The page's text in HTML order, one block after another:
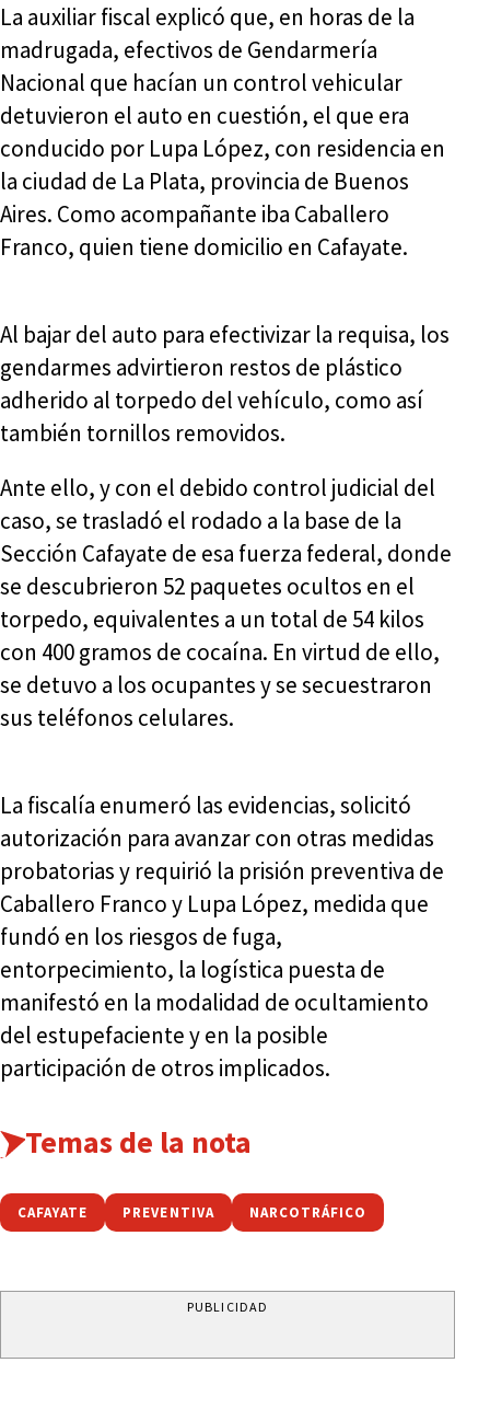
La auxiliar fiscal explicó que, en horas de la
madrugada, efectivos de Gendarmería
Nacional que hacían un control vehicular
detuvieron el auto en cuestión, el que era
conducido por Lupa López, con residencia en
la ciudad de La Plata, provincia de Buenos
Aires. Como acompañante iba Caballero
Franco, quien tiene domicilio en Cafayate.
Al bajar del auto para efectivizar la requisa, los
gendarmes advirtieron restos de plástico
adherido al torpedo del vehículo, como así
también tornillos removidos.
Ante ello, y con el debido control judicial del
caso, se trasladó el rodado a la base de la
Sección Cafayate de esa fuerza federal, donde
se descubrieron 52 paquetes ocultos en el
torpedo, equivalentes a un total de 54 kilos
con 400 gramos de cocaína. En virtud de ello,
se detuvo a los ocupantes y se secuestraron
sus teléfonos celulares.
La fiscalía enumeró las evidencias, solicitó
autorización para avanzar con otras medidas
probatorias y requirió la prisión preventiva de
Caballero Franco y Lupa López, medida que
fundó en los riesgos de fuga,
entorpecimiento, la logística puesta de
manifestó en la modalidad de ocultamiento
del estupefaciente y en la posible
participación de otros implicados.
Temas de la nota
CAFAYATE PREVENTIVA NARCOTRÁFICO
PUBLICIDAD